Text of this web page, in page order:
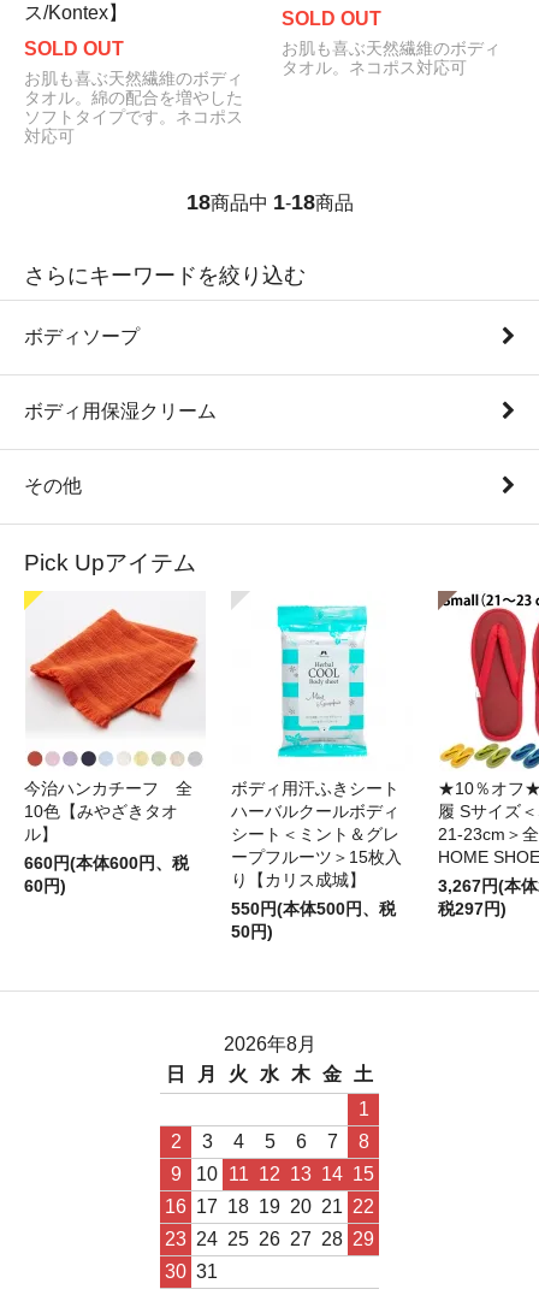
ス/Kontex】
SOLD OUT
お肌も喜ぶ天然繊維のボディ
タオル。綿の配合を増やした
ソフトタイプです。ネコポス
対応可
SOLD OUT
お肌も喜ぶ天然繊維のボディ
タオル。ネコポス対応可
18商品中 1-18商品
さらにキーワードを絞り込む
ボディソープ
ボディ用保湿クリーム
その他
Pick Upアイテム
今治ハンカチーフ 全
10色【みやざきタオ
ル】
660円(本体600円、税
60円)
ボディ用汗ふきシート
ハーバルクールボディ
シート＜ミント＆グレ
ープフルーツ＞15枚入
り【カリス成城】
550円(本体500円、税
50円)
★10％オフ
履 Sサイズ
21-23cm＞
HOME
3,267円(本
税297円)
2026年8月
日
月 火 水 木 金
土
1
2
3 4 5 6 7
8
9
10 11 12 13 14 15
16 17 18 19 20 21 22
23 24 25 26 27 28 29
30 31